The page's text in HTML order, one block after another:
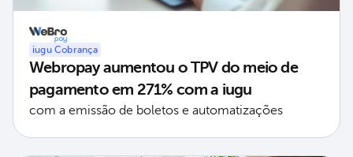
iugu Cobrança
Webropay aumentou o TPV do meio de
pagamento em 271% com a iugu
com a emissão de boletos e automatizações